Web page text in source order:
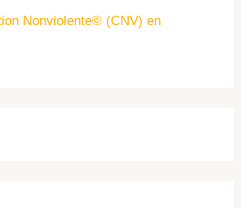
Nonviolente© (CNV) en